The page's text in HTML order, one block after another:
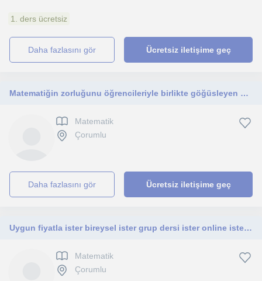
1. ders ücretsiz
daha fazlasını gör Ücretsiz iletişime geç
Matematiğin zorluğunu öğrencileriyle birlikte göğüsleyen matematik oğretmeni
Matematik
Çorumlu
daha fazlasını gör Ücretsiz iletişime geç
Uygun fiyatla ister bireysel ister grup dersi ister online ister yüz yüze ders için ve daha otesi başarmak istiyorum diyorsanız
Matematik
Çorumlu